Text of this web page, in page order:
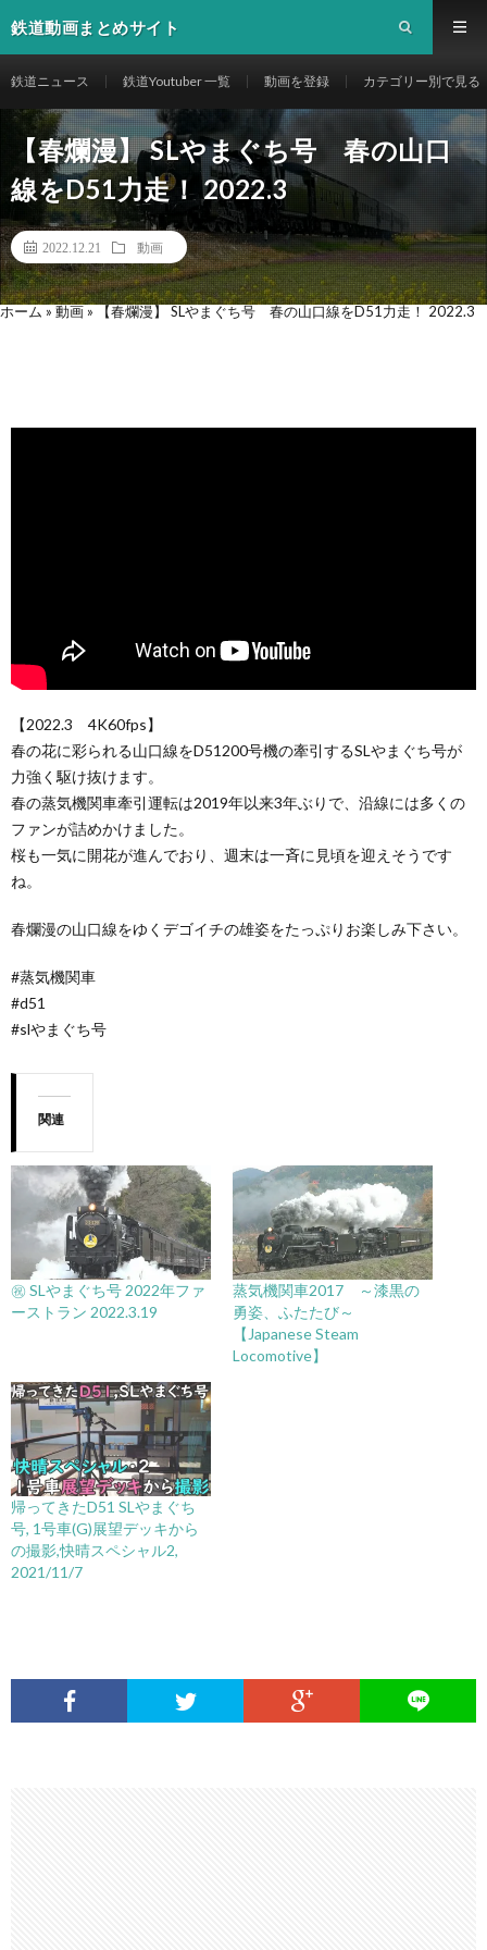
鉄道動画まとめサイト
鉄道ニュース 鉄道Youtuber 一覧 動画を登録 カテゴリー別で見る
【春爛漫】 SLやまぐち号 春の山口
線をD51力走！ 2022.3
2022.12.21 動画
ホーム » 動画 » 【春爛漫】 SLやまぐち号 春の山口線をD51力走！ 2022.3
【2022.3 4K60fps】
春の花に彩られる山口線をD51200号機の牽引するSLやまぐち号が
力強く駆け抜けます。
春の蒸気機関車牽引運転は2019年以来3年ぶりで、沿線には多くの
ファンが詰めかけました。
桜も一気に開花が進んでおり、週末は一斉に見頃を迎えそうです
ね。
春爛漫の山口線をゆくデゴイチの雄姿をたっぷりお楽しみ下さい。
#蒸気機関車
#d51
#slやまぐち号
関連
㊗️ SLやまぐち号 2022年ファ
ーストラン 2022.3.19
蒸気機関車2017 ～漆黒の
勇姿、ふたたび～
【Japanese Steam
Locomotive】
帰ってきたD51 SLやまぐち
号, 1号車(G)展望デッキから
の撮影,快晴スペシャル2,
2021/11/7